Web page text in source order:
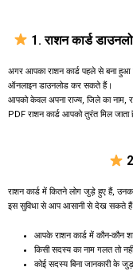
1. राशन कार्ड
अगर आपका राशन कार्ड पहले से बना
ऑनलाइन डाउनलोड कर सकते हैं।
आपको केवल अपना राज्य, जिले का नाम,
PDF राशन कार्ड आपको तुरंत मिल
राशन कार्ड में कितने लोग जुड़े हुए हैं,
इस सुविधा से आप आसानी से देख सकते हैं
आपके राशन कार्ड में कौन-कौन
किसी सदस्य का नाम गलत तो
कोई सदस्य बिना जानकारी के जुड़